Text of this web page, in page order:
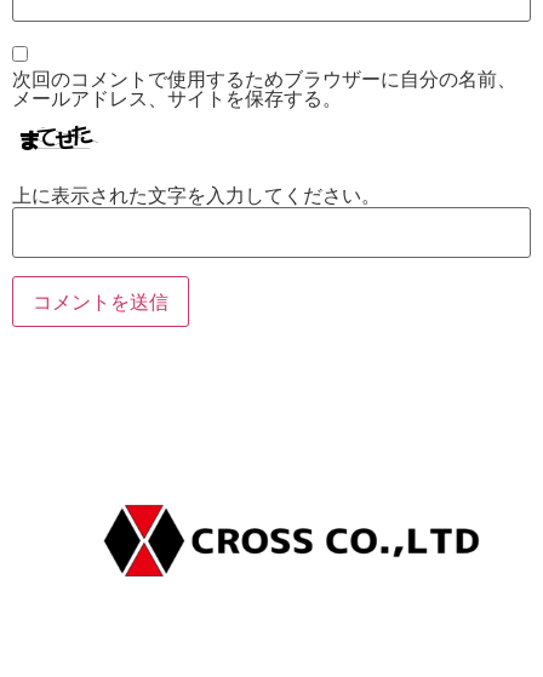
次回のコメントで使用するためブラウザーに自分の名前、
メールアドレス、サイトを保存する。
上に表示された文字を入力してください。